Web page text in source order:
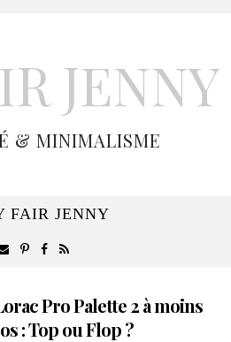
JENNY
& MINIMALISME
FAIR JENNY
Pro Palette 2 à moins
: Top ou Flop ?